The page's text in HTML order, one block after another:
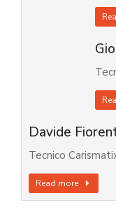
Davide
Tecnico
Read more